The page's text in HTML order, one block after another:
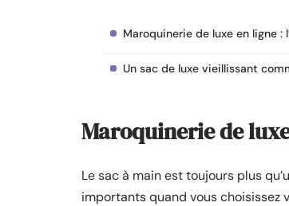
Maroquinerie de luxe en ligne :
Un sac de luxe vieillissant
Maroquinerie de
Le sac à main est toujours plus
importants quand vous choisissez